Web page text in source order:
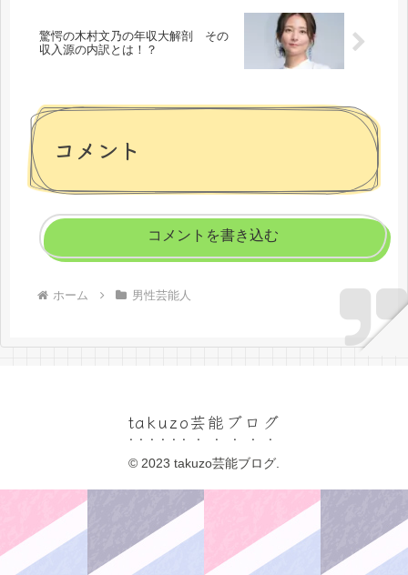
驚愕の木村文乃の年収大解剖 その
収入源の内訳とは！？
コメント
コメントを書き込む
ホーム 男性芸能人
takuzo芸能ブログ
© 2023 takuzo芸能ブログ.